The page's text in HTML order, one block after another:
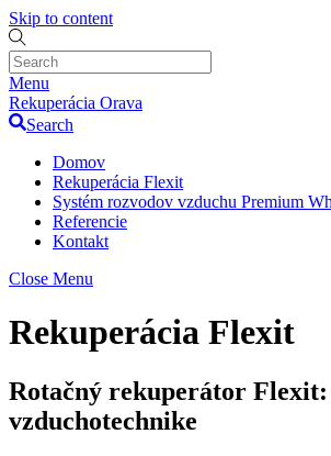
Skip to content
Menu
Rekuperácia Orava
Search
Domov
Rekuperácia Flexit
Systém rozvodov vzduchu Premium
Referencie
Kontakt
Close Menu
Rekuperácia Flexit
Rotačný rekuperátor Flexit:
vzduchotechnike